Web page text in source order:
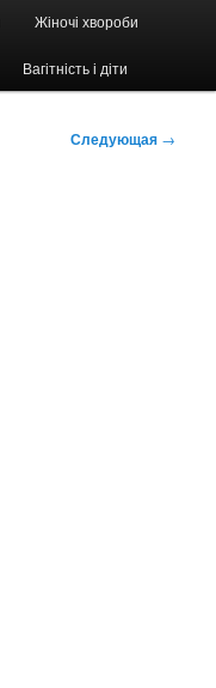
Жіночі хвороби
Вагітність і діти
Следующая →